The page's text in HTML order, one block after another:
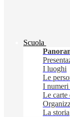
Scuola
I luoghi
Le
I numeri
Le carte
La storia